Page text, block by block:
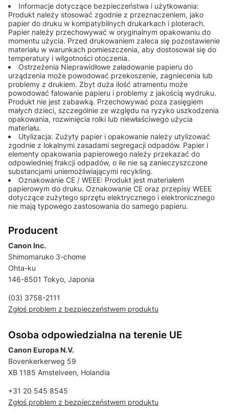
Informacje dotyczące bezpieczeństwa i użytkowania:
Produkt należy stosować zgodnie z przeznaczeniem, jako
papier do druku w kompatybilnych drukarkach i ploterach.
Papier należy przechowywać w oryginalnym opakowaniu do
momentu użycia. Przed drukowaniem zaleca się pozostawienie
materiału w warunkach pomieszczenia, aby dostosował się do
temperatury i wilgotności otoczenia.
Ostrzeżenia Nieprawidłowe załadowanie papieru do
urządzenia może powodować przekoszenie, zagniecenia lub
problemy z drukiem. Zbyt duża ilość atramentu może
powodować falowanie papieru i problemy z jakością wydruku.
Produkt nie jest zabawką. Przechowywać poza zasięgiem
małych dzieci, szczególnie ze względu na ryzyko uszkodzenia
opakowania, rozwinięcia rolki lub niewłaściwego użycia
materiału.
Utylizacja: Zużyty papier i opakowanie należy utylizować
zgodnie z lokalnymi zasadami segregacji odpadów. Papier i
elementy opakowania papierowego należy przekazać do
odpowiedniej frakcji odpadów, o ile nie są zanieczyszczone
substancjami uniemożliwiającymi recykling.
Oznakowanie CE / WEEE: Produkt jest materiałem
papierowym do druku. Oznakowanie CE oraz przepisy WEEE
dotyczące zużytego sprzętu elektrycznego i elektronicznego
nie mają typowego zastosowania do samego papieru.
Producent
Canon Inc.
Shimomaruko 3-chome
Ohta-ku
146-8501 Tokyo, Japonia
(03) 3758-2111
Zgłoś problem z bezpieczeństwem produktu
Osoba odpowiedzialna na terenie UE
Canon Europa N.V.
Bovenkerkerweg 59
XB 1185 Amstelveen, Holandia
+31 20 545 8545
Zgłoś problem z bezpieczeństwem produktu